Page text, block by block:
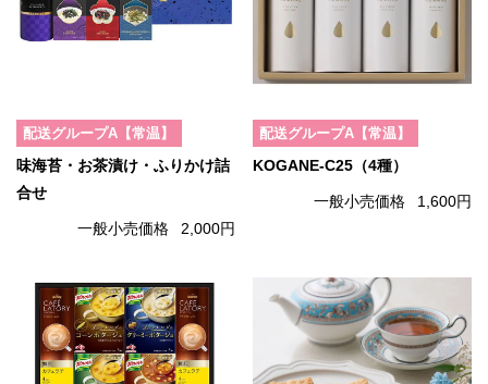
配送グループA【常温】
味海苔・お茶漬け・ふりかけ詰
合せ
一般小売価格 2,000円
配送グループA【常温】
KOGANE-C25（4種）
一般小売価格 1,600円